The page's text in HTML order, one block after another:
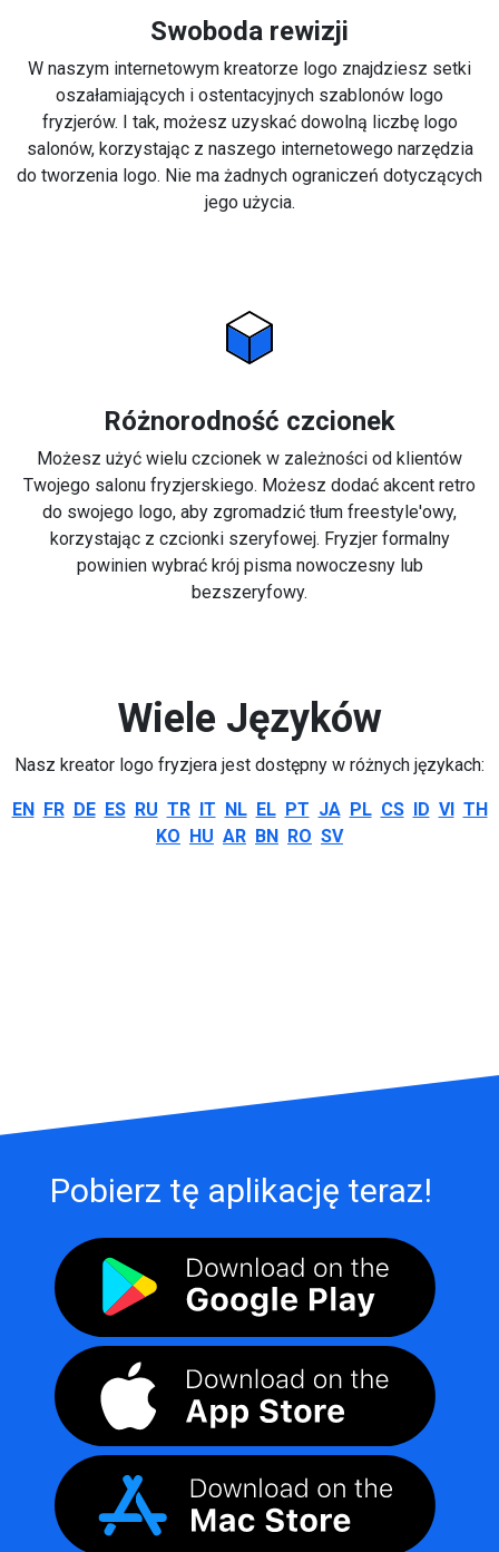
Swoboda rewizji
W naszym internetowym kreatorze logo znajdziesz setki
oszałamiających i ostentacyjnych szablonów logo
fryzjerów. I tak, możesz uzyskać dowolną liczbę logo
salonów, korzystając z naszego internetowego narzędzia
do tworzenia logo. Nie ma żadnych ograniczeń dotyczących
jego użycia.
Różnorodność czcionek
Możesz użyć wielu czcionek w zależności od klientów
Twojego salonu fryzjerskiego. Możesz dodać akcent retro
do swojego logo, aby zgromadzić tłum freestyle'owy,
korzystając z czcionki szeryfowej. Fryzjer formalny
powinien wybrać krój pisma nowoczesny lub
bezszeryfowy.
Wiele Języków
Nasz kreator logo fryzjera jest dostępny w różnych językach:
EN FR DE ES RU TR IT NL EL PT JA PL CS ID VI TH
KO HU AR BN RO SV
Pobierz tę aplikację teraz!